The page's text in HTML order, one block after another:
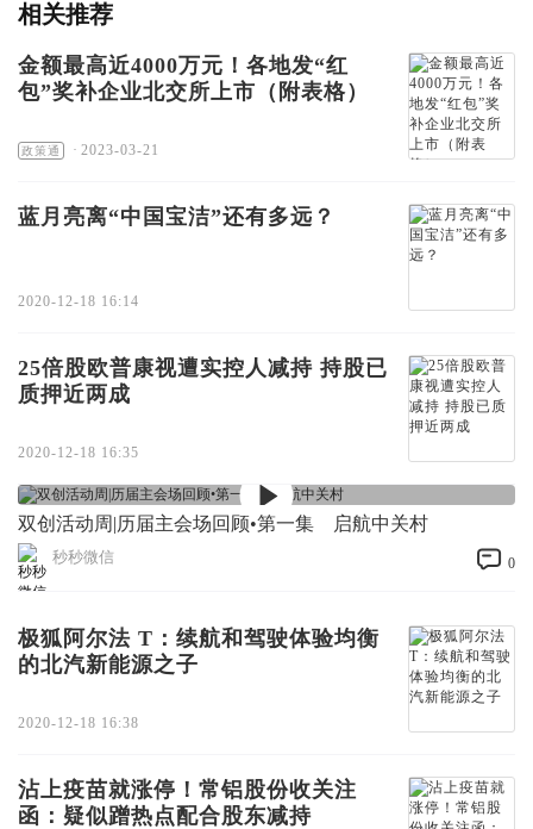
相关推荐
金额最高近4000万元！各地发“红
包”奖补企业北交所上市（附表格）
政策通 · 2023-03-21
蓝月亮离“中国宝洁”还有多远？
2020-12-18 16:14
25倍股欧普康视遭实控人减持 持股已
质押近两成
2020-12-18 16:35
双创活动周|历届主会场回顾•第一集 启航中关村
秒秒微信 0
极狐阿尔法 T：续航和驾驶体验均衡
的北汽新能源之子
2020-12-18 16:38
沾上疫苗就涨停！常铝股份收关注
函：疑似蹭热点配合股东减持